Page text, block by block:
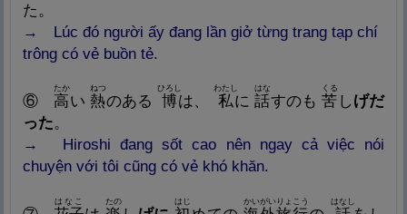
Nghĩa: Cuốn, cũng như chữ
た。
→ Lúc đó người ấy đang lần giở từng trang tạp chí
trông có vẻ buồn tẻ.
⑥ 高
たか
い 熱
Nghĩa: Nóng, sốt
ねつ
のある 博
ひろし
は、 私
わたし
に 話
はな
すのも 苦
くる
し げだ
った。
→ Hiroshi đang sốt cao nên ngay cả việc nói
chuyện với tôi cũng có vẻ khó khăn.
はなこ たの はじ HÀNH, HẠNH, HÀNG,
かいがいりょこう はなし